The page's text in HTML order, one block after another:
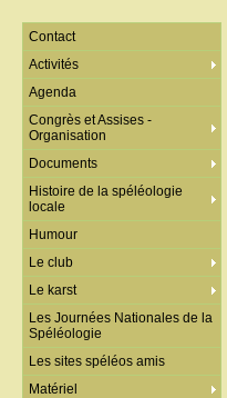
Contact
Activités
Agenda
Congrès et Assises -
Organisation
Documents
Histoire de la spéléologie
locale
Humour
Le club
Le karst
Les Journées Nationales de la
Spéléologie
Les sites spéléos amis
Matériel